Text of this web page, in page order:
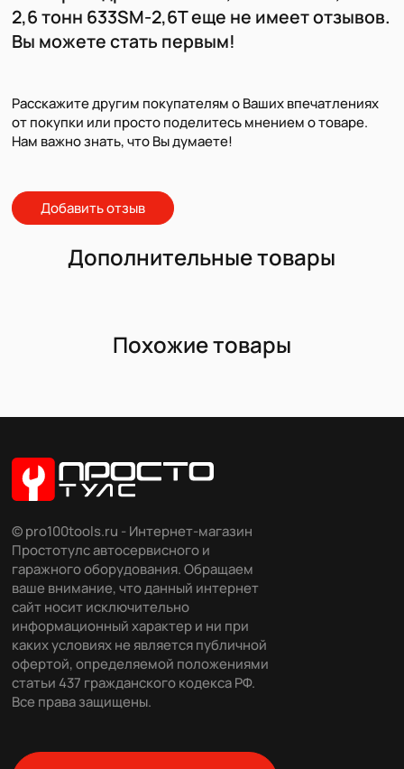
2,6 тонн 633SM-2,6Т еще не имеет отзывов.
Вы можете стать первым!
Расскажите другим покупателям о Ваших впечатлениях
от покупки или просто поделитесь мнением о товаре.
Нам важно знать, что Вы думаете!
Добавить отзыв
Дополнительные товары
Похожие товары
© pro100tools.ru - Интернет-магазин
Простотулс автосервисного и
гаражного оборудования. Обращаем
ваше внимание, что данный интернет
сайт носит исключительно
информационный характер и ни при
каких условиях не является публичной
офертой, определяемой положениями
статьи 437 гражданского кодекса РФ.
Все права защищены.